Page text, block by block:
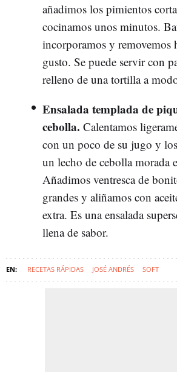
añadimos los pimientos
cocinamos unos minutos.
incorporamos y removemos
gusto. Se puede servir con
relleno de una tortilla a
Ensalada templada de
cebolla. Calentamos
con un poco de su jugo y
un lecho de cebolla morada
Añadimos ventresca de
grandes y aliñamos con
extra. Es una ensalada
llena de sabor.
RECETAS RÁPIDAS JOSÉ ANDRÉS SOFT